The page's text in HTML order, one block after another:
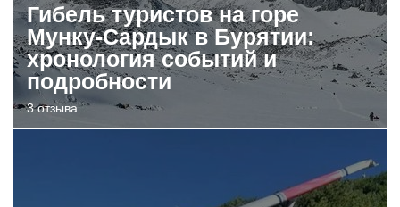
Гибель туристов на горе
Мунку-Сардык в Бурятии:
хронология событий и
подробности
3 отзыва